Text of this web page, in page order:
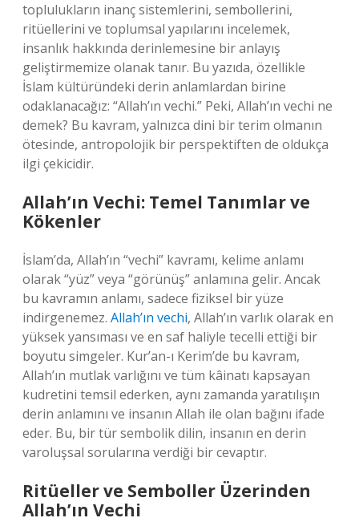
toplulukların inanç sistemlerini, sembollerini,
ritüellerini ve toplumsal yapılarını incelemek,
insanlık hakkında derinlemesine bir anlayış
geliştirmemize olanak tanır. Bu yazıda, özellikle
İslam kültüründeki derin anlamlardan birine
odaklanacağız: “Allah’ın vechi.” Peki, Allah’ın vechi ne
demek? Bu kavram, yalnızca dini bir terim olmanın
ötesinde, antropolojik bir perspektiften de oldukça
ilgi çekicidir.
Allah’ın Vechi: Temel Tanımlar ve
Kökenler
İslam’da, Allah’ın “vechi” kavramı, kelime anlamı
olarak “yüz” veya “görünüş” anlamına gelir. Ancak
bu kavramın anlamı, sadece fiziksel bir yüze
indirgenemez. Allah’ın vechi, Allah’ın varlık olarak en
yüksek yansıması ve en saf haliyle tecelli ettiği bir
boyutu simgeler. Kur’an-ı Kerim’de bu kavram,
Allah’ın mutlak varlığını ve tüm kâinatı kapsayan
kudretini temsil ederken, aynı zamanda yaratılışın
derin anlamını ve insanın Allah ile olan bağını ifade
eder. Bu, bir tür sembolik dilin, insanın en derin
varoluşsal sorularına verdiği bir cevaptır.
Ritüeller ve Semboller Üzerinden
Allah’ın Vechi